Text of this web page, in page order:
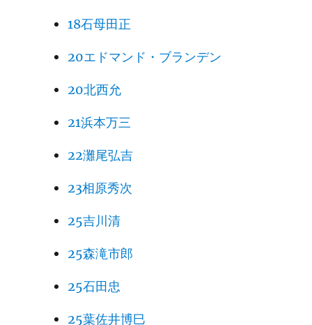
18石母田正
20エドマンド・ブランデン
20北西允
21浜本万三
22灘尾弘吉
23相原秀次
25吉川清
25森滝市郎
25石田忠
25葉佐井博巳